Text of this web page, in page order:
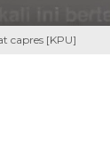
capres [KPU]